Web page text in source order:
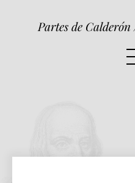
Partes de